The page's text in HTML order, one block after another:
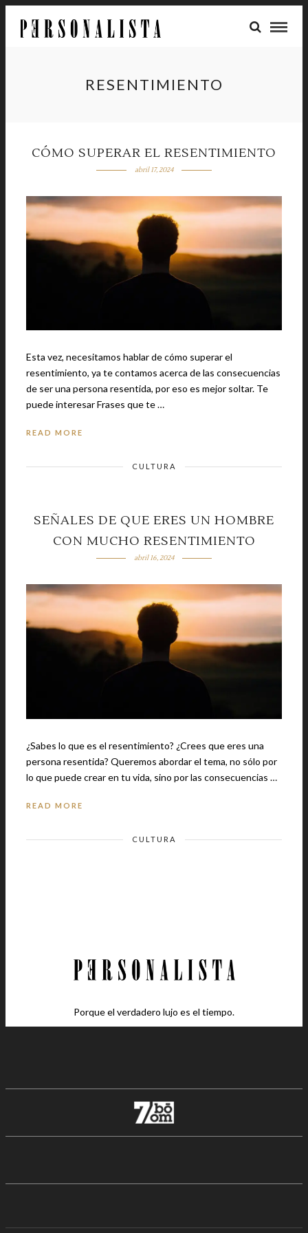
RESENTIMIENTO
CÓMO SUPERAR EL RESENTIMIENTO
abril 17, 2024
Esta vez, necesitamos hablar de cómo superar el
resentimiento, ya te contamos acerca de las consecuencias
de ser una persona resentida, por eso es mejor soltar. Te
puede interesar Frases que te …
READ MORE
CULTURA
SEÑALES DE QUE ERES UN HOMBRE
CON MUCHO RESENTIMIENTO
abril 16, 2024
¿Sabes lo que es el resentimiento? ¿Crees que eres una
persona resentida? Queremos abordar el tema, no sólo por
lo que puede crear en tu vida, sino por las consecuencias …
READ MORE
CULTURA
Porque el verdadero lujo es el tiempo.